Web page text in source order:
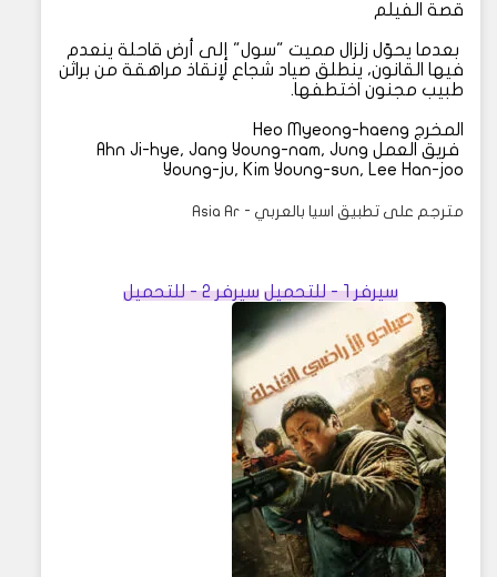
قصة الفيلم
بعدما يحوّل زلزال مميت "سول" إلى أرض قاحلة ينعدم
فيها القانون، ينطلق صياد شجاع لإنقاذ مراهقة من براثن
طبيب مجنون اختطفها.
المخرج Heo Myeong-haeng
فريق العمل Ahn Ji-hye, Jang Young-nam, Jung
Young-ju, Kim Young-sun, Lee Han-joo
مترجم على تطبيق اسيا بالعربي - Asia Ar
سيرفر 1 - للتحميل سيرفر 2 - للتحميل